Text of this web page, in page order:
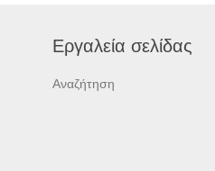
Εργαλεία σελίδας
Αναζήτηση